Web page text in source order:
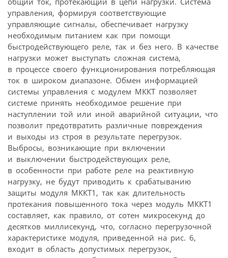
управления, формируя соответствующие
управляющие сигналы, обеспечивает нагрузку
необходимым питанием как при помощи
быстродействующего реле, так и без него. В качестве
нагрузки может выступать сложная система,
в процессе своего функционирования потребляющая
ток в широком диапазоне. Обмен информацией
системы управления с модулем МККТ позволяет
системе принять необходимое решение при
наступлении той или иной аварийной ситуации, что
позволит предотвратить различные повреждения
и выходы из строя в результате перегрузок.
Выбросы, возникающие при включении
и выключении быстродействующих реле,
в особенности при работе реле на реактивную
нагрузку, не будут приводить к срабатыванию
защиты модуля МККТ1, так как длительность
протекания повышенного тока через модуль МККТ1
составляет, как правило, от сотен микросекунд до
десятков миллисекунд, что, согласно перегрузочной
характеристике модуля, приведенной на рис. 6,
входит в область допустимых перегрузок,